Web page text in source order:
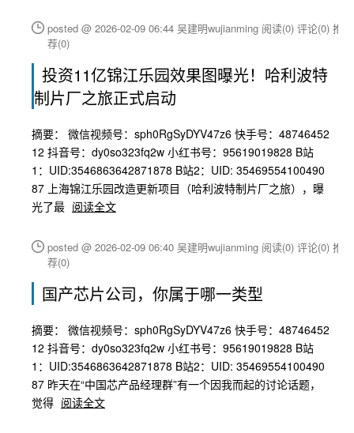
posted @ 2026-02-09 06:44 吴建明wujianming 阅读(0) 评论(0) 推
荐(0)
投资11亿锦江乐园效果图曝光！哈利波特
制片厂之旅正式启动
摘要： 微信视频号：sph0RgSyDYV47z6 快手号：48746452
12 抖音号：dy0so323fq2w 小红书号：95619019828 B站
1：UID:3546863642871878 B站2：UID: 35469554100490
87 上海锦江乐园改造更新项目（哈利波特制片厂之旅），曝
光了最 阅读全文
posted @ 2026-02-09 06:40 吴建明wujianming 阅读(0) 评论(0) 推
荐(0)
国产芯片公司，你属于哪一类型
摘要： 微信视频号：sph0RgSyDYV47z6 快手号：48746452
12 抖音号：dy0so323fq2w 小红书号：95619019828 B站
1：UID:3546863642871878 B站2：UID: 35469554100490
87 昨天在“中国芯产品经理群”有一个因我而起的讨论话题，
觉得 阅读全文